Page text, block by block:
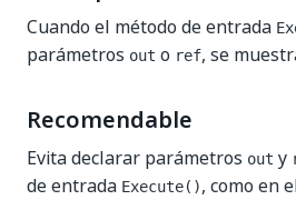
Cuando el método de entrada
parámetros out o ref, se
Recomendable
Evita declarar parámetros out y
de entrada Execute(), como en